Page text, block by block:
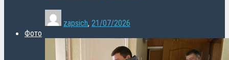
zapsich, 21/07/2026
Фото